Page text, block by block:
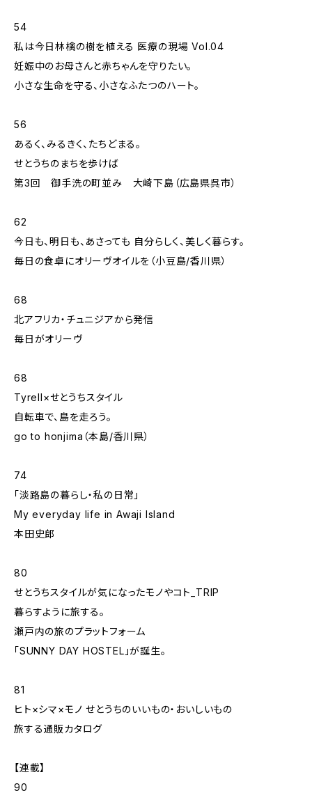
54
私は今日林檎の樹を植える 医療の現場 Vol.04
妊娠中のお母さんと赤ちゃんを守りたい。
小さな生命を守る、小さなふたつのハート。
56
あるく、みるきく、たちどまる。
せとうちのまちを歩けば
第3回 御手洗の町並み 大崎下島（広島県呉市）
62
今日も、明日も、あさっても 自分らしく、美しく暮らす。
毎日の食卓にオリーヴオイルを（小豆島/香川県）
68
北アフリカ・チュニジアから発信
毎日がオリーヴ
68
Tyrell×せとうちスタイル
自転車で、島を走ろう。
go to honjima（本島/香川県）
74
「淡路島の暮らし・私の日常」
My everyday life in Awaji Island
本田史郎
80
せとうちスタイルが気になったモノやコト_TRIP
暮らすように旅する。
瀬戸内の旅のプラットフォーム
「SUNNY DAY HOSTEL」が誕生。
81
ヒト×シマ×モノ せとうちのいいもの・おいしいもの
旅する通販カタログ
【連載】
90